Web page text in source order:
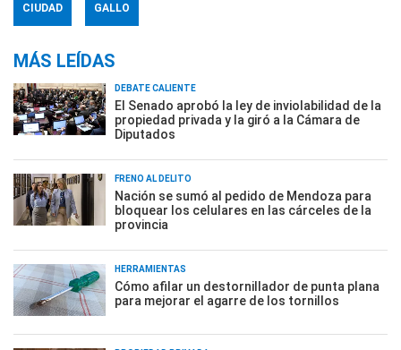
CIUDAD GALLO
MÁS LEÍDAS
DEBATE CALIENTE
El Senado aprobó la ley de inviolabilidad de la
propiedad privada y la giró a la Cámara de
Diputados
FRENO AL DELITO
Nación se sumó al pedido de Mendoza para
bloquear los celulares en las cárceles de la
provincia
HERRAMIENTAS
Cómo afilar un destornillador de punta plana
para mejorar el agarre de los tornillos